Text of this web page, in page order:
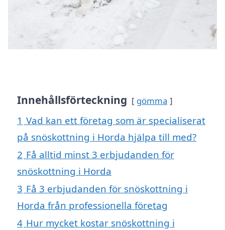
Innehållsförteckning gömma
1 Vad kan ett företag som är specialiserat
på snöskottning i Horda hjälpa till med?
2 Få alltid minst 3 erbjudanden för
snöskottning i Horda
3 Få 3 erbjudanden för snöskottning i
Horda från professionella företag
4 Hur mycket kostar snöskottning i